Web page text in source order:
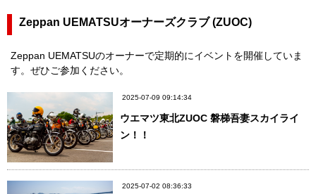
Zeppan UEMATSUオーナーズクラブ (ZUOC)
Zeppan UEMATSUのオーナーで定期的にイベントを開催していま
す。ぜひご参加ください。
2025-07-09 09:14:34
ウエマツ東北ZUOC 磐梯吾妻スカイライ
ン！！
2025-07-02 08:36:33